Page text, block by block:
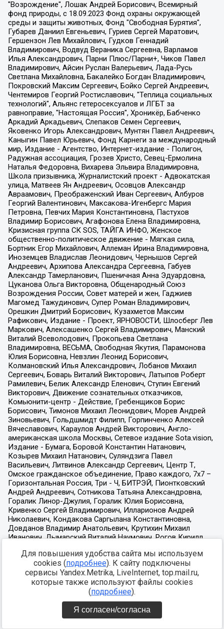
Для повышения удобства сайта мы используем
cookies (подробнее). К сайту подключены
сервисы Yandex.Metrika, LiveInternet, top.mail.ru,
которые также используют файлы cookies
(подробнее).
Я согласен/согласна